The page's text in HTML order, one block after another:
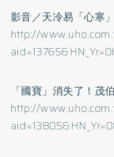
影音／天冷易「心寒
http://
「國寶」消失了！茂
http://